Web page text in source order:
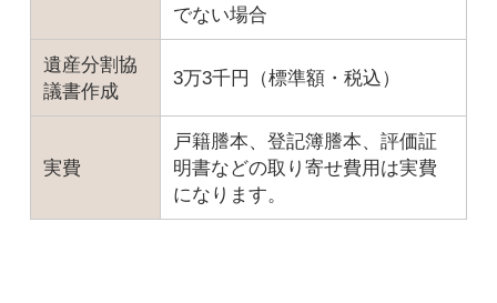
でない場合
遺産分割協
議書作成
3万3千円（標準額・税込）
実費
戸籍謄本、登記簿謄本、評価証
明書などの取り寄せ費用は実費
になります。